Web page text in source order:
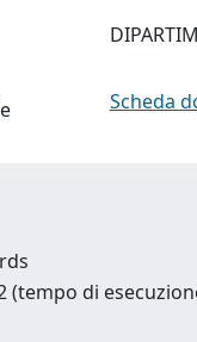
Scheda
(tempo di